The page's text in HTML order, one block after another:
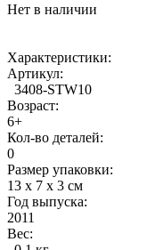
Нет в наличии
Характеристики:
Артикул:
3408-STW10
Возраст:
6+
Кол-во деталей:
0
Размер упаковки:
13 х 7 х 3 см
Год выпуска:
2011
Вес: